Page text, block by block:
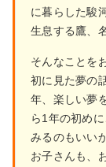
に暮らした駿
生息する鷹、
そんなことを
初に見た夢の
年、楽しい夢
ら1年の初め
みるのもいい
お子さんも、